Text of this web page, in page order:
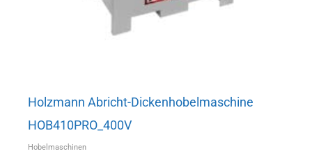
Holzmann Abricht-Dickenhobelmaschine
HOB410PRO_400V
Hobelmaschinen